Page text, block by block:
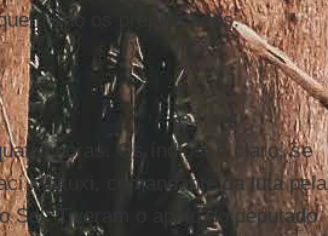
são os prejudicados.
horas. Os índios, é claro, se
Makuxi, comandante da luta pela
Sol. Tiveram o apoio do deputado